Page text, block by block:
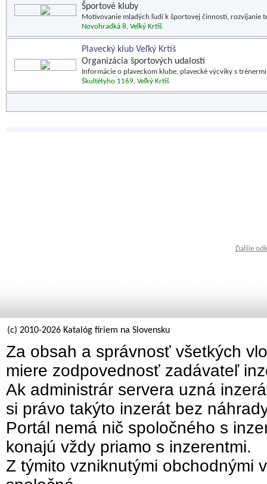
Športové kluby
Motivovanie mladých ľudí k športovej činnosti, rozvíjanie
Novohradká 8, Veľký Krtíš
Plavecký klub Veľký Krtíš
Organizácia športových udalostí
Informácie o plaveckom klube, plavecké výcviky s
Škultétyho 1169, Veľký Krtíš
Ďalšie
(c) 2010-2026 Katalóg firiem na Slovensku
Za obsah a správnosť všetkých
miere zodpovednosť zadávateľ
Ak administrár servera uzná
si právo takýto inzerát bez
Portál nemá nič spoločného s
konajú vždy priamo s inzerentmi.
Z týmito vzniknutými obchodnými